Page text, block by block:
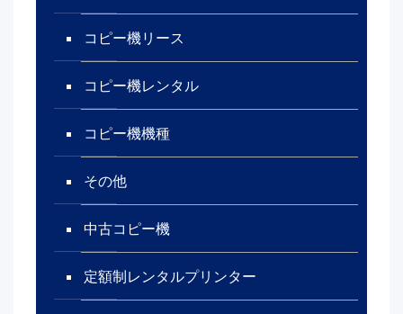
コピー機リース
コピー機レンタル
コピー機機種
その他
中古コピー機
定額制レンタルプリンター